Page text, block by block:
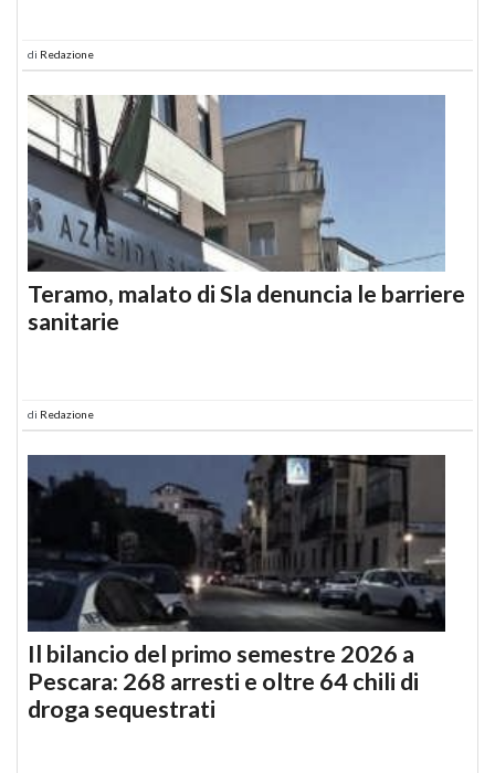
di Redazione
Teramo, malato di Sla denuncia le barriere
sanitarie
di Redazione
Il bilancio del primo semestre 2026 a
Pescara: 268 arresti e oltre 64 chili di
droga sequestrati